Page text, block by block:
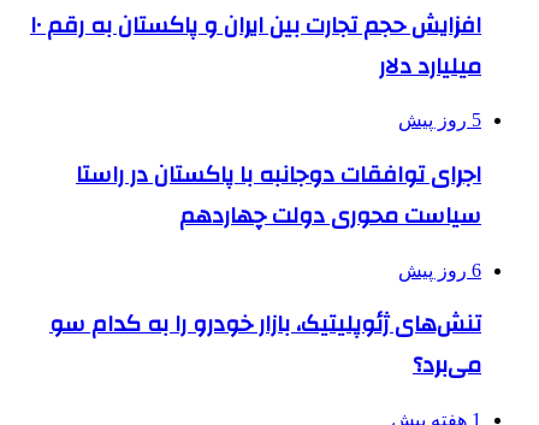
افزایش حجم تجارت بین ایران و پاکستان به رقم ۱۰
میلیارد دلار
5 روز پیش
اجرای توافقات دوجانبه با پاکستان در راستا
سیاست محوری دولت چهاردهم
6 روز پیش
تنش‌های ژئوپلیتیک، بازار خودرو را به کدام سو
می‌برد؟
1 هفته پیش